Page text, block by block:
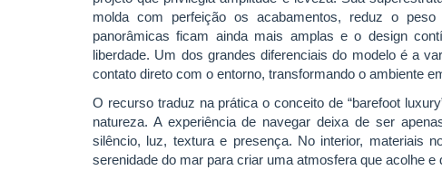
molda com perfeição os acabamentos, reduz o
panorâmicas ficam ainda mais amplas e o design
liberdade. Um dos grandes diferenciais do modelo é a
contato direto com o entorno, transformando o ambiente
O recurso traduz na prática o conceito de “barefoot
natureza. A experiência de navegar deixa de ser
silêncio, luz, textura e presença. No interior, materiais
serenidade do mar para criar uma atmosfera que acolhe e